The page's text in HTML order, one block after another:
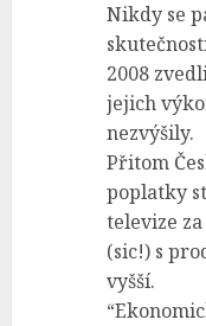
Nikdy se
2008
jejich
nezvýšily.
Přitom
poplatky
televize
(sic!) s
vyšší.